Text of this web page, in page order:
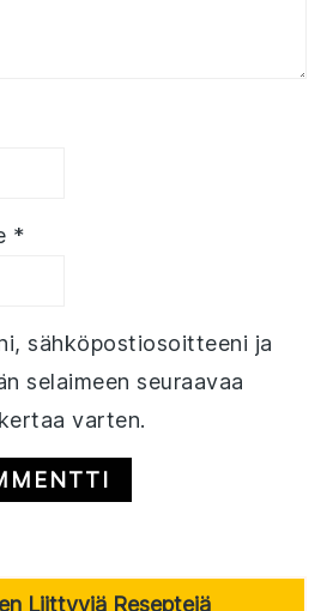
*
sähköpostiosoitteeni ja
selaimeen seuraavaa
varten.
Liittyviä Reseptejä